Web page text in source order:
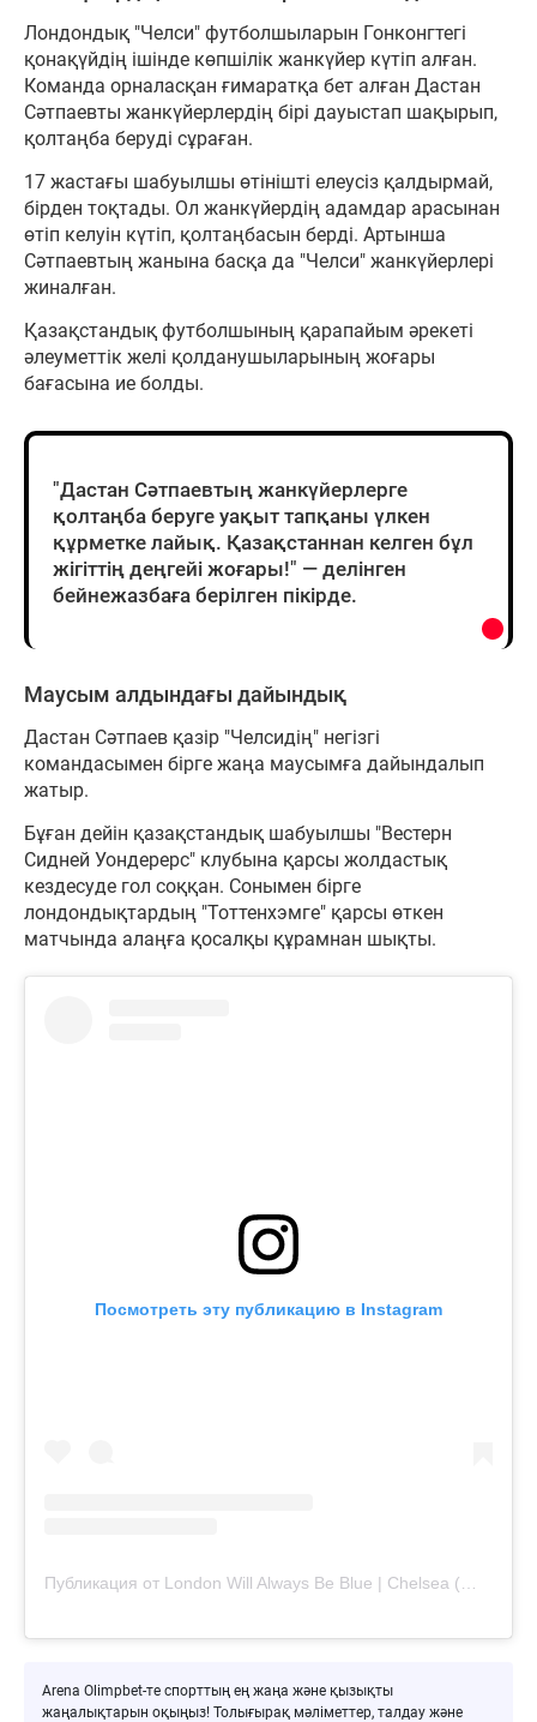
Лондондық "Челси" футболшыларын Гонконгтегі
қонақүйдің ішінде көпшілік жанкүйер күтіп алған.
Команда орналасқан ғимаратқа бет алған Дастан
Сәтпаевты жанкүйерлердің бірі дауыстап шақырып,
қолтаңба беруді сұраған.
17 жастағы шабуылшы өтінішті елеусіз қалдырмай,
бірден тоқтады. Ол жанкүйердің адамдар арасынан
өтіп келуін күтіп, қолтаңбасын берді. Артынша
Сәтпаевтың жанына басқа да "Челси" жанкүйерлері
жиналған.
Қазақстандық футболшының қарапайым әрекеті
әлеуметтік желі қолданушыларының жоғары
бағасына ие болды.
"Дастан Сәтпаевтың жанкүйерлерге
қолтаңба беруге уақыт тапқаны үлкен
құрметке лайық. Қазақстаннан келген бұл
жігіттің деңгейі жоғары!" — делінген
бейнежазбаға берілген пікірде.
Маусым алдындағы дайындық
Дастан Сәтпаев қазір "Челсидің" негізгі
командасымен бірге жаңа маусымға дайындалып
жатыр.
Бұған дейін қазақстандық шабуылшы "Вестерн
Сидней Уондерерс" клубына қарсы жолдастық
кездесуде гол соққан. Сонымен бірге
лондондықтардың "Тоттенхэмге" қарсы өткен
матчында алаңға қосалқы құрамнан шықты.
Посмотреть эту публикацию в Instagram
Arena Olimpbet-те спорттың ең жаңа және қызықты
жаңалықтарын оқыңыз! Толығырақ мәліметтер, талдау және